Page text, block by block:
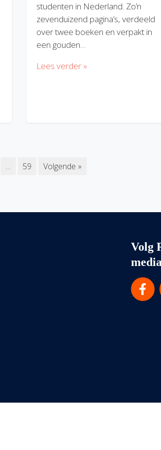
studenten in Nederland. Zo’n
zevenduizend pagina’s, verdeeld
over twee boeken en verpakt in
een gouden…
Lees verder »
… 59 Volgende »
Volg